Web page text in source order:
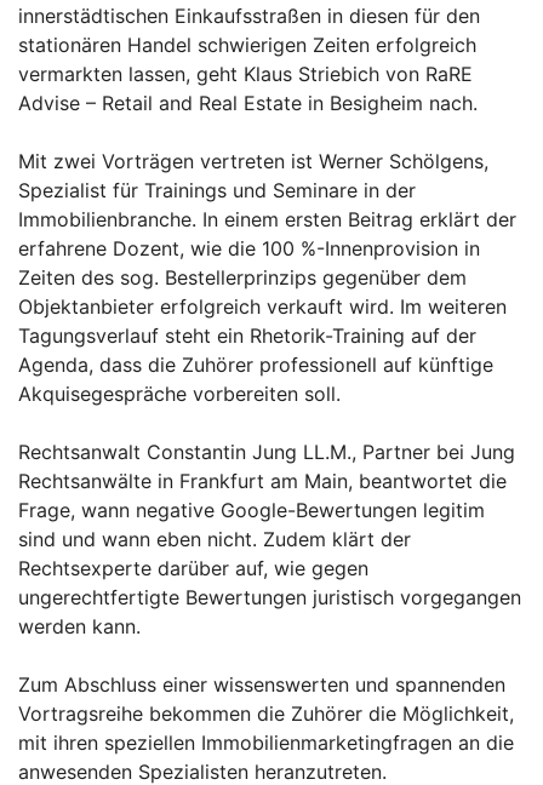
innerstädtischen Einkaufsstraßen in diesen für den
stationären Handel schwierigen Zeiten erfolgreich
vermarkten lassen, geht Klaus Striebich von RaRE
Advise – Retail and Real Estate in Besigheim nach.
Mit zwei Vorträgen vertreten ist Werner Schölgens,
Spezialist für Trainings und Seminare in der
Immobilienbranche. In einem ersten Beitrag erklärt der
erfahrene Dozent, wie die 100 %-Innenprovision in
Zeiten des sog. Bestellerprinzips gegenüber dem
Objektanbieter erfolgreich verkauft wird. Im weiteren
Tagungsverlauf steht ein Rhetorik-Training auf der
Agenda, dass die Zuhörer professionell auf künftige
Akquisegespräche vorbereiten soll.
Rechtsanwalt Constantin Jung LL.M., Partner bei Jung
Rechtsanwälte in Frankfurt am Main, beantwortet die
Frage, wann negative Google-Bewertungen legitim
sind und wann eben nicht. Zudem klärt der
Rechtsexperte darüber auf, wie gegen
ungerechtfertigte Bewertungen juristisch vorgegangen
werden kann.
Zum Abschluss einer wissenswerten und spannenden
Vortragsreihe bekommen die Zuhörer die Möglichkeit,
mit ihren speziellen Immobilienmarketingfragen an die
anwesenden Spezialisten heranzutreten.